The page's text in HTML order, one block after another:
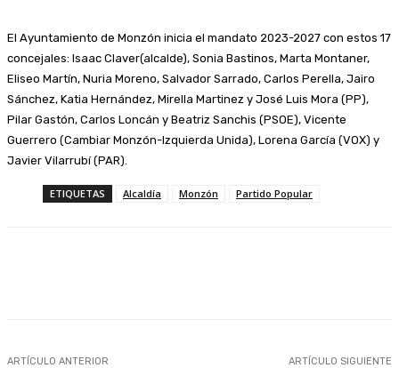
El Ayuntamiento de Monzón inicia el mandato 2023-2027 con estos 17
concejales: Isaac Claver(alcalde), Sonia Bastinos, Marta Montaner,
Eliseo Martín, Nuria Moreno, Salvador Sarrado, Carlos Perella, Jairo
Sánchez, Katia Hernández, Mirella Martinez y José Luis Mora (PP),
Pilar Gastón, Carlos Loncán y Beatriz Sanchis (PSOE), Vicente
Guerrero (Cambiar Monzón-Izquierda Unida), Lorena García (VOX) y
Javier Vilarrubí (PAR).
ETIQUETAS Alcaldía Monzón Partido Popular
ARTÍCULO ANTERIOR ARTÍCULO SIGUIENTE